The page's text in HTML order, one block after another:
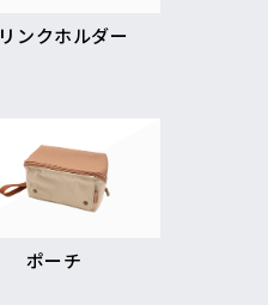
ンクホルダー
ポーチ